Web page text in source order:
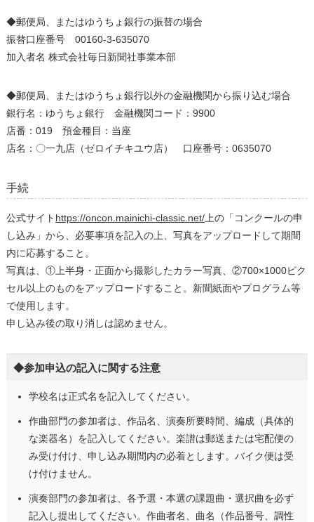
◆郵便局、またはゆうちょ銀行の振替の場合
振替口座番号 00160-3-635070
加入者名 株式会社毎日新聞社事業本部
◆郵便局、またはゆうちょ銀行以外の金融機関から振り込む場合
銀行名：ゆうちょ銀行 金融機関コード：9900
店番：019 預金種目：当座
店名：〇一九店（ゼロイチキユウ店） 口座番号：0635070
手続
公式サイト https://oncon.mainichi-classic.net/上の「コンクールの申
し込み」から、必要事項を記入の上、写真をアップロードして期間
内に応募すること。
写真は、①上半身・正面から撮影したカラー写真、②700×1000ピク
セル以上のものをアップロードすること。新聞紙面やプログラム等
で使用します。
申し込み後の取り消しは認めません。
◆参加申込の記入に関する注意
学校名は正式名を記入してください。
作曲部門の参加者は、作品名、演奏所要時間、編成（具体的
な楽器名）を記入してください。楽譜は郵送または宅配便の
み受け付け、申し込み期間内の必着とします。 バイク便は受
け付けません。
演奏部門の参加者は、各予選・本選の課題曲・選択曲を必ず
記入し提出してください。作曲者名、曲名（作品番号、調性